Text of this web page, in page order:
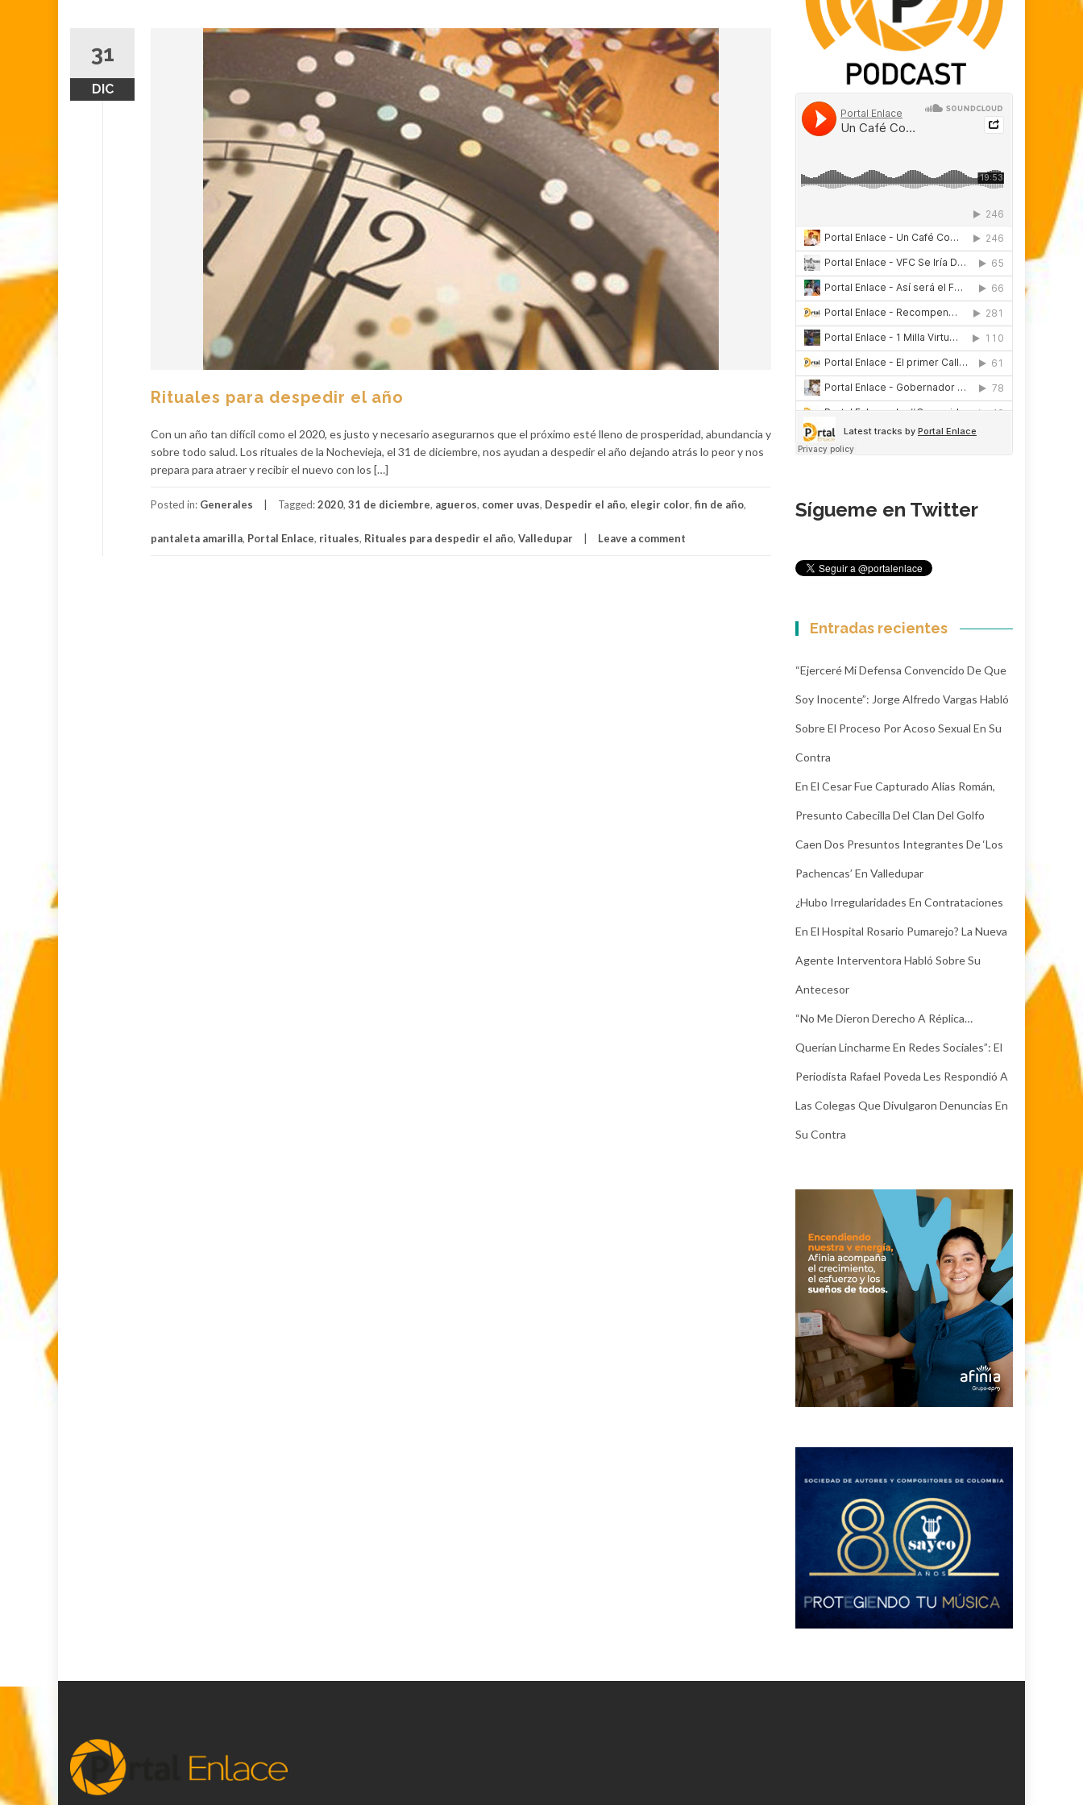
31
DIC
Rituales para despedir el año
Con un año tan difícil como el 2020, es justo y necesario asegurarnos que el próximo esté lleno de prosperidad, abundancia y
sobre todo salud. Los rituales de la Nochevieja, el 31 de diciembre, nos ayudan a despedir el año dejando atrás lo peor y nos
prepara para atraer y recibir el nuevo con los […]
Posted in: Generales Tagged:2020, 31 de diciembre, agueros, comer uvas, Despedir el año, elegir color, fin de año,
pantaleta amarilla, Portal Enlace, rituales, Rituales para despedir el año, Valledupar Leave a comment
Sígueme en Twitter
Entradas recientes
“Ejerceré Mi Defensa Convencido De Que
Soy Inocente”: Jorge Alfredo Vargas Habló
Sobre El Proceso Por Acoso Sexual En Su
Contra
En El Cesar Fue Capturado Alias Román,
Presunto Cabecilla Del Clan Del Golfo
Caen Dos Presuntos Integrantes De ‘Los
Pachencas’ En Valledupar
¿Hubo Irregularidades En Contrataciones
En El Hospital Rosario Pumarejo? La Nueva
Agente Interventora Habló Sobre Su
Antecesor
“No Me Dieron Derecho A Réplica…
Querían Lincharme En Redes Sociales”: El
Periodista Rafael Poveda Les Respondió A
Las Colegas Que Divulgaron Denuncias En
Su Contra